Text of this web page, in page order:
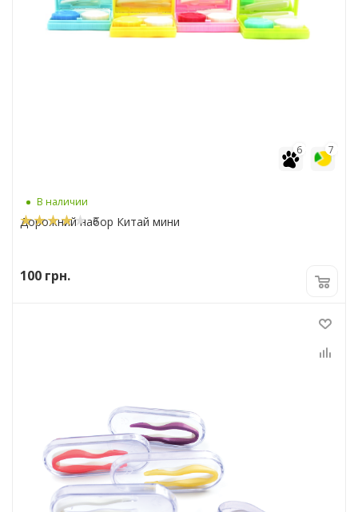
7
6
В наличии
3
Дорожний набор Китай мини
100 грн.